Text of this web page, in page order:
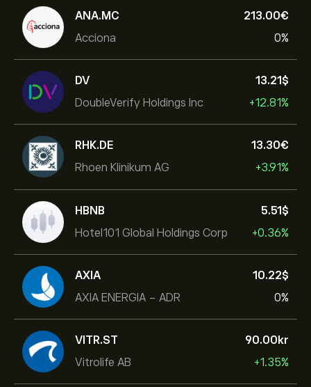
ANA.MC
Acciona
213.00‎€‎
0%
DV
DoubleVerify Holdings Inc
13.21‎$‎
+12.81%
RHK.DE
Rhoen Klinikum AG
13.30‎€‎
+3.91%
HBNB
Hotel101 Global Holdings Corp
5.51‎$‎
+0.36%
AXIA
AXIA ENERGIA - ADR
10.22‎$‎
0%
VITR.ST
Vitrolife AB
90.00‎kr‎
+1.35%